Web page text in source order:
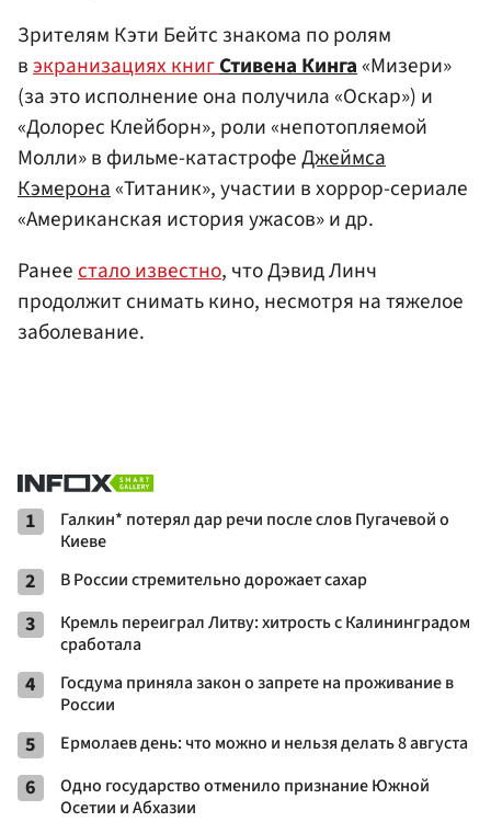
Зрителям Кэти Бейтс знакома по ролям
вэкранизациях книгСтивена Кинга«Мизери»
(за это исполнение она получила «Оскар») и
«Долорес Клейборн», роли «непотопляемой
Молли» в фильме-катастрофеДжеймса
Кэмерона«Титаник», участии в хоррор-сериале
«Американская история ужасов» и др.
Ранеестало известно, что Дэвид Линч
продолжит снимать кино, несмотря на тяжелое
заболевание.
1
Галкин* потерял дар речи после слов Пугачевой о
Киеве
2 В России стремительно дорожает сахар
3
Кремль переиграл Литву: хитрость с Калининградом
сработала
4
Госдума приняла закон о запрете на проживание в
России
5 Ермолаев день: что можно и нельзя делать 8 августа
6
Одно государство отменило признание Южной
Осетии и Абхазии